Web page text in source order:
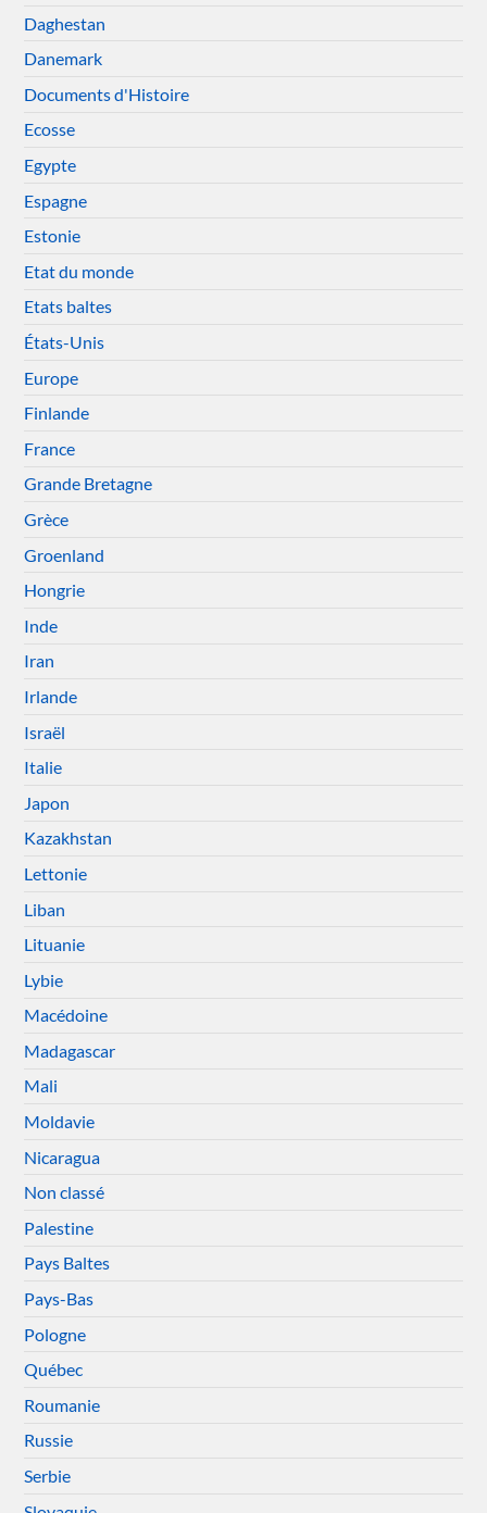
Daghestan
Danemark
Documents d'Histoire
Ecosse
Egypte
Espagne
Estonie
Etat du monde
Etats baltes
États-Unis
Europe
Finlande
France
Grande Bretagne
Grèce
Groenland
Hongrie
Inde
Iran
Irlande
Israël
Italie
Japon
Kazakhstan
Lettonie
Liban
Lituanie
Lybie
Macédoine
Madagascar
Mali
Moldavie
Nicaragua
Non classé
Palestine
Pays Baltes
Pays-Bas
Pologne
Québec
Roumanie
Russie
Serbie